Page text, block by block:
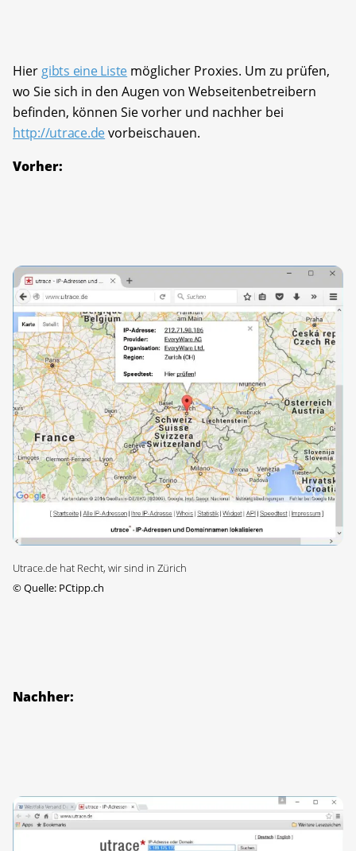
Hier gibts eine Liste möglicher Proxies. Um zu prüfen,
wo Sie sich in den Augen von Webseitenbetreibern
befinden, können Sie vorher und nachher bei
http://utrace.devorbeischauen.
Vorher:
Utrace.de hat Recht, wir sind in Zürich
©Quelle: PCtipp.ch
Nachher: